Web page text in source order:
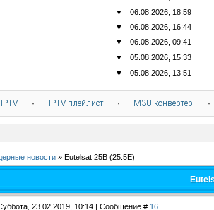
▼ 06.08.2026, 18:59
▼ 06.08.2026, 16:44
▼ 06.08.2026, 09:41
▼ 05.08.2026, 15:33
▼ 05.08.2026, 13:51
· IPTV плейлист · M3U конвертер ·
новости » Eutelsat 25B (25.5E)
23.02.2019, 10:14 | Сообщение # 16